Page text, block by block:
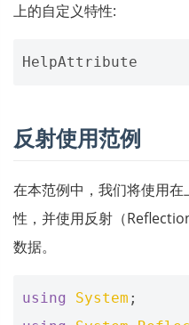
上的自定义特性:
反射使用范例
在本范例中，我们将使用在
性，并使用反射（
数据。
using System ;